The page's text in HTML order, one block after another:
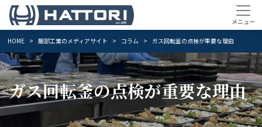
HOME 服部工業のメディアサイト コラム ガス回転釜の点検が重要な理由
ガス回転釜の点検が重要な理由